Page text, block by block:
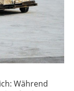
Während